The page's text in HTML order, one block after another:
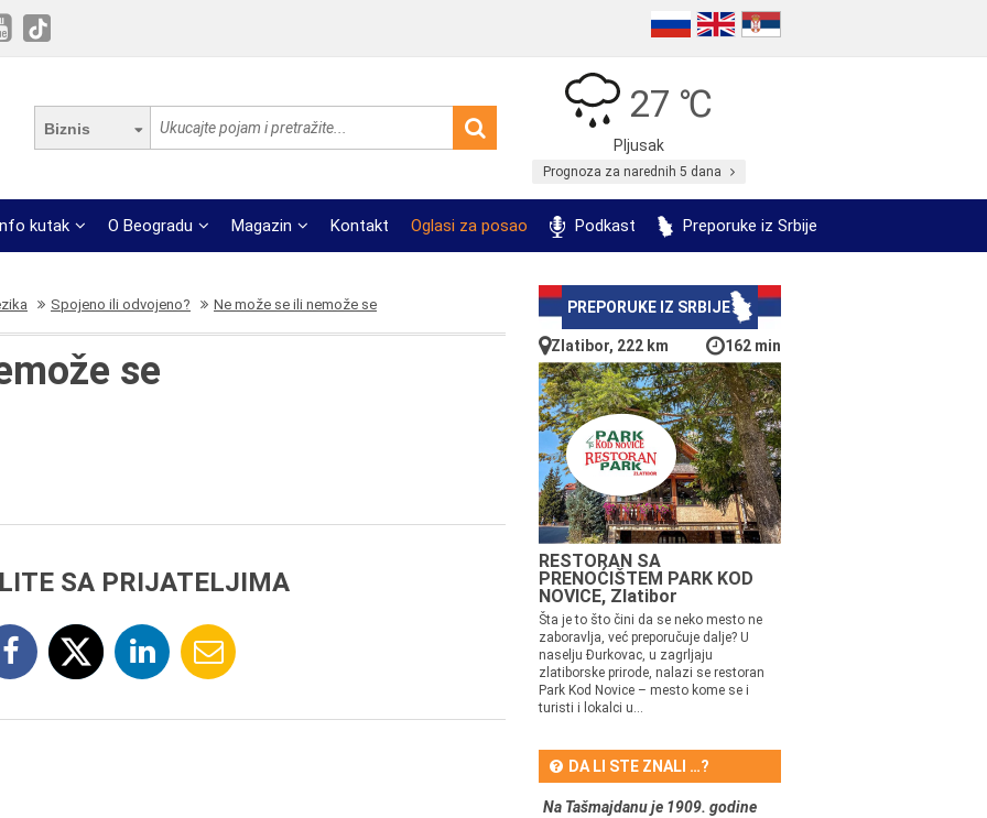
Biznis
27 ℃
Pljusak
Prognoza za narednih 5 dana
kutak O Beogradu Magazin Kontakt Oglasi za posao Podkast Preporuke iz Srbije
Spojeno ili odvojeno? Ne može se ili nemože se
se
SA PRIJATELJIMA
PREPORUKE IZ SRBIJE
Zlatibor, 222 km 162 min
RESTORAN SA
PRENOĆIŠTEM PARK KOD
NOVICE, Zlatibor
Šta je to što čini da se neko mesto ne
zaboravlja, već preporučuje dalje? U
naselju Đurkovac, u zagrljaju
zlatiborske prirode, nalazi se restoran
Park Kod Novice – mesto kome se i
turisti i lokalci u...
DA LI STE ZNALI …?
Na Tašmajdanu je 1909. godine